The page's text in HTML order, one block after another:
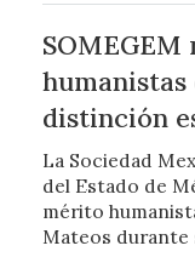
distinción
La Sociedad
del Estado de
mérito
Mateos durante